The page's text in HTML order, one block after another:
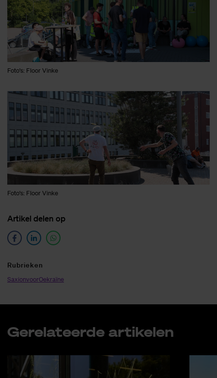
Foto's: Floor Vinke
Foto's: Floor Vinke
Ar­ti­kel de­len op
Ru­brie­ken
SaxionvoorOekraïne
Ge­re­la­teer­de ar­ti­ke­len